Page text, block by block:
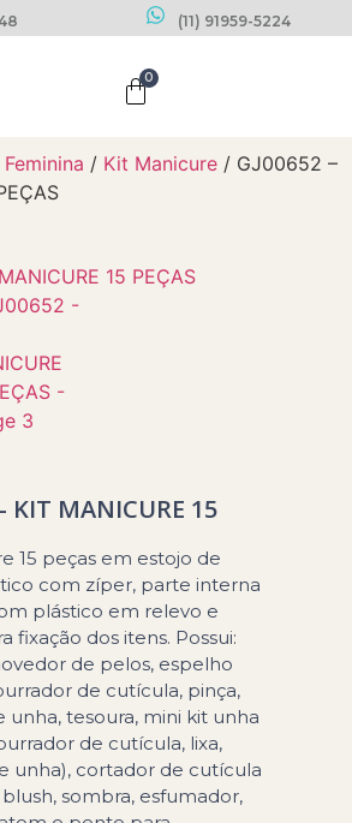
(11) 91959-5224
0
/ Kit Manicure / GJ00652 –
KIT MANICURE 15
15 peças em estojo de
com zíper, parte interna
plástico em relevo e
fixação dos itens. Possui:
de pelos, espelho
de cutícula, pinça,
unha, tesoura, mini kit unha
de cutícula, lixa,
unha), cortador de cutícula
sombra, esfumador,